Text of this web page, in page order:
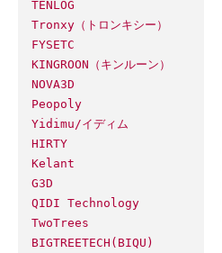
TENLOG
Tronxy（トロンキシー）
FYSETC
KINGROON（キンルーン）
NOVA3D
Peopoly
Yidimu/イディム
HIRTY
Kelant
G3D
QIDI Technology
TwoTrees
BIGTREETECH(BIQU)